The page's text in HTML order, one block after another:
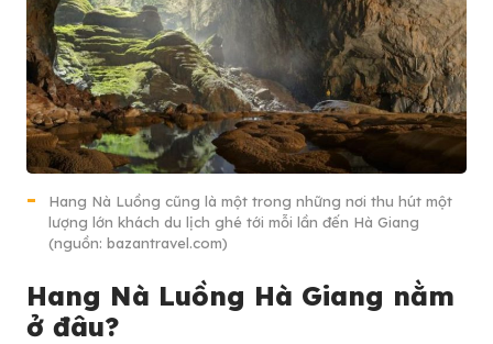
Hang Nà Luồng cũng là một trong những nơi thu hút một
lượng lớn khách du lịch ghé tới mỗi lần đến Hà Giang
(nguồn: bazantravel.com)
Hang Nà Luồng Hà Giang nằm
ở đâu?